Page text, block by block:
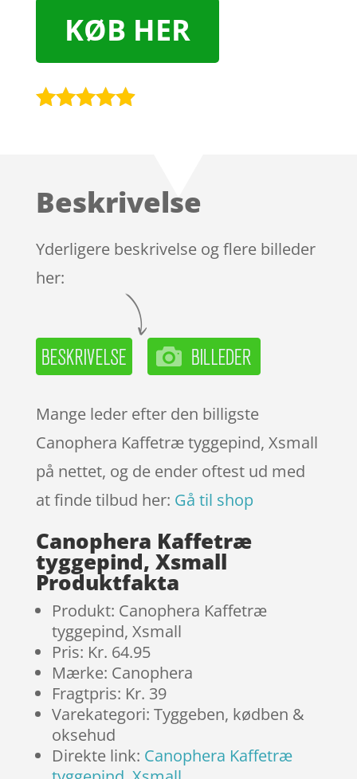
KØB HER
kundebedø
Beskrivelse
Yderligere beskrivelse og flere billeder
her:
Mange leder efter den billigste
Canophera Kaffetræ tyggepind, Xsmall
på nettet, og de ender oftest ud med
at finde tilbud her: Gå til shop
Canophera Kaffetræ
tyggepind, Xsmall
Produktfakta
Produkt: Canophera Kaffetræ
tyggepind, Xsmall
Pris: Kr. 64.95
Mærke: Canophera
Fragtpris: Kr. 39
Varekategori: Tyggeben, kødben &
oksehud
Direkte link: Canophera Kaffetræ